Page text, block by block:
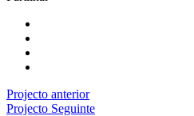
Projecto anterior
Projecto Seguinte